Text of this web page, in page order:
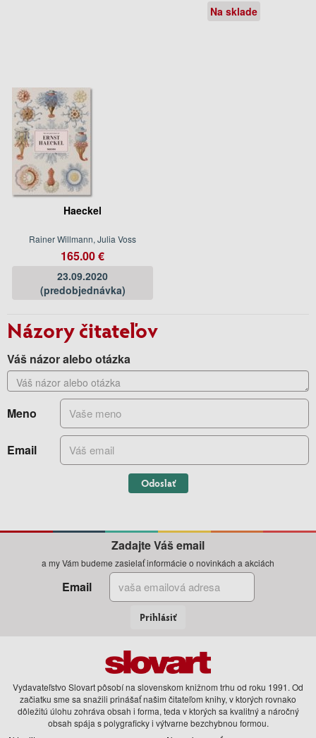
Na sklade
Haeckel
Rainer Willmann, Julia Voss
165.00 €
23.09.2020
(predobjednávka)
Názory čitateľov
Váš názor alebo otázka
Meno
Email
Odoslať
Zadajte Váš email
a my Vám budeme zasielať informácie o novinkách a akciách
Email
Prihlásiť
Vydavateľstvo Slovart pôsobí na slovenskom knižnom trhu od roku 1991. Od
začiatku sme sa snažili prinášať našim čitateľom knihy, v ktorých rovnako
dôležitú úlohu zohráva obsah i forma, teda v ktorých sa kvalitný a náročný
obsah spája s polygraficky i výtvarne bezchybnou formou.